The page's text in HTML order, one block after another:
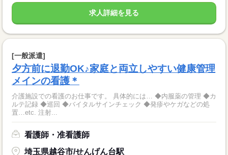
求人詳細を見る
[一般派遣]
夕方前に退勤OK♪家庭と両立しやすい健康管理
メインの看護＊
介護施設での看護のお仕事です。 具体的には… ◆内服薬の管理 ◆カ
ルテ記録 ◆巡回 ◆バイタルサインチェック ◆発疹やケガなどの処
置…etc. 注射...
看護師・准看護師
埼玉県越谷市/せんげん台駅